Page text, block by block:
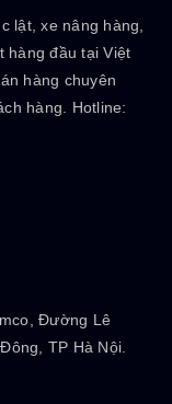
lật, xe nâng hàng,
hàng đầu tại Việt
hàng chuyên
hàng. Hotline:
Đường Lê
TP Hà Nội.